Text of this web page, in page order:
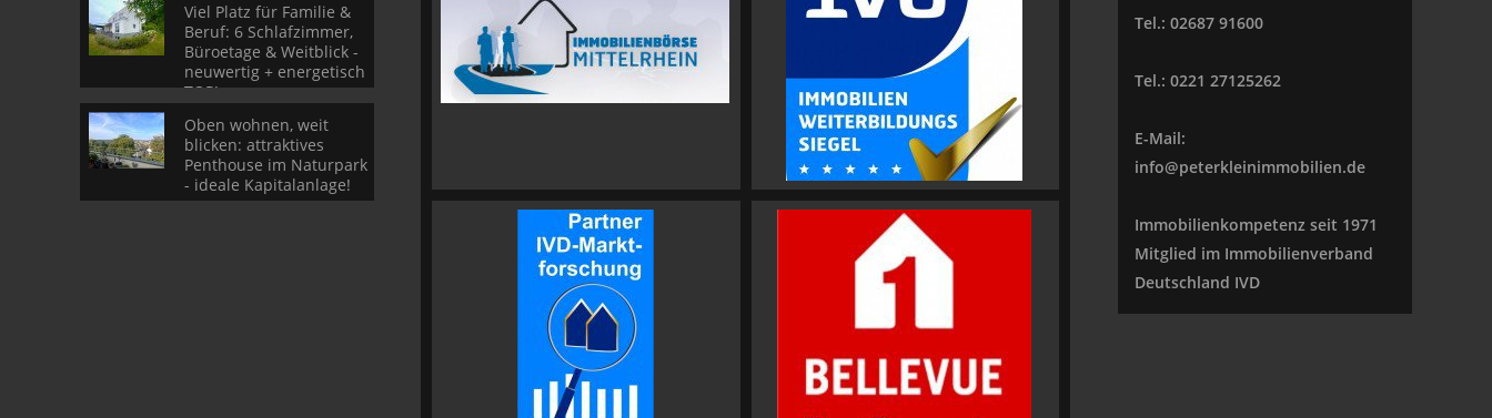
Viel Platz für Familie &
Beruf: 6 Schlafzimmer,
Büroetage & Weitblick -
neuwertig + energetisch
TOP!
Oben wohnen, weit
blicken: attraktives
Penthouse im Naturpark
- ideale Kapitalanlage!
Tel.: 02687 91600
Tel.: 0221 27125262
E-Mail:
info@peterkleinimmobilien.de
Immobilienkompetenz seit 1971
Mitglied im Immobilienverband
Deutschland IVD